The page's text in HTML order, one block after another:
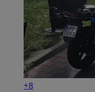
+8